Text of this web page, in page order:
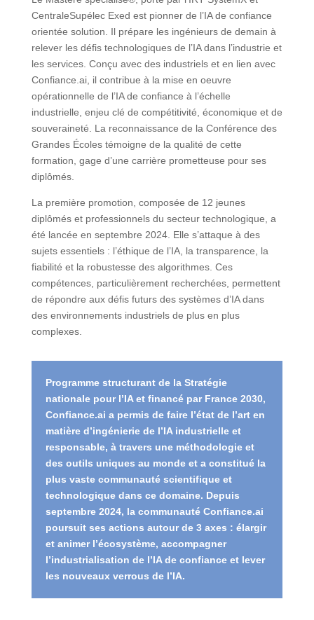
CentraleSupélec Exed est pionner de l’IA de confiance
orientée solution. Il prépare les ingénieurs de demain à
relever les défis technologiques de l’IA dans l’industrie et
les services. Conçu avec des industriels et en lien avec
Confiance.ai, il contribue à la mise en oeuvre
opérationnelle de l’IA de confiance à l’échelle
industrielle, enjeu clé de compétitivité, économique et de
souveraineté. La reconnaissance de la Conférence des
Grandes Écoles témoigne de la qualité de cette
formation, gage d’une carrière prometteuse pour ses
diplômés.
La première promotion, composée de 12 jeunes
diplômés et professionnels du secteur technologique, a
été lancée en septembre 2024. Elle s’attaque à des
sujets essentiels : l’éthique de l’IA, la transparence, la
fiabilité et la robustesse des algorithmes. Ces
compétences, particulièrement recherchées, permettent
de répondre aux défis futurs des systèmes d’IA dans
des environnements industriels de plus en plus
complexes.
Programme structurant de la Stratégie
nationale pour l’IA et financé par France 2030,
Confiance.ai a permis de faire l’état de l’art en
matière d’ingénierie de l’IA industrielle et
responsable, à travers une méthodologie et
des outils uniques au monde et a constitué la
plus vaste communauté scientifique et
technologique dans ce domaine. Depuis
septembre 2024, la communauté Confiance.ai
poursuit ses actions autour de 3 axes : élargir
et animer l’écosystème, accompagner
l’industrialisation de l’IA de confiance et lever
les nouveaux verrous de l’IA.